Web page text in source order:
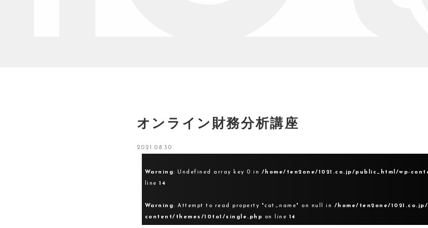
オンライン財務分析講座
2021.08.30
Warning: Undefined array key 0 in /home/ten2one/1021.co.jp/public_html/wp-
line14
Warning: Attempt to read property "cat_name" on null in /home/ten2one/
content/themes/10to1/single.php
on line 14